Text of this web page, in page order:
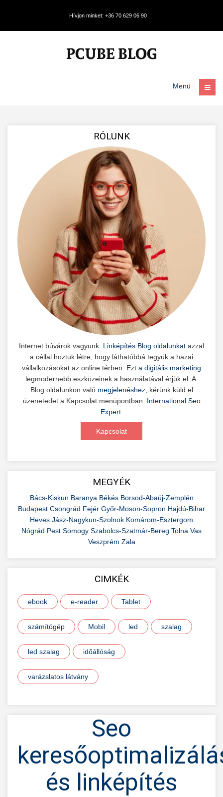
Hívjon minket: +36 70 629 06 90
Menü
RÓLUNK
Internet búvárok vagyunk. Linképítés Blog oldalunkat azzal
a céllal hoztuk létre, hogy láthatóbbá tegyük a hazai
vállalkozásokat az online térben. Ezt a digitális marketing
legmodernebb eszközeinek a használatával érjük el. A
Blog oldalunkon való megjelenéshez, kérünk küld el
üzenetedet a Kapcsolat menüpontban. International Seo
Expert.
Kapcsolat
MEGYÉK
Bács-Kiskun Baranya Békés Borsod-Abaúj-Zemplén
Budapest Csongrád Fejér Győr-Moson-Sopron Hajdú-Bihar
Heves Jász-Nagykun-Szolnok Komárom-Esztergom
Nógrád Pest Somogy Szabolcs-Szatmár-Bereg Tolna Vas
Veszprém Zala
CIMKÉK
ebook e-reader Tablet
számítógép Mobil led szalag
led szalag időállóság
varázslatos látvány
Seo
és linképítés